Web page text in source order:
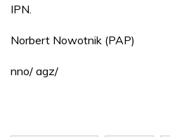
IPN.
Norbert Nowotnik (PAP)
nno/ agz/